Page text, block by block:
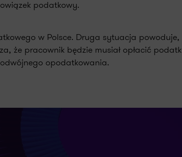
podatkowy.
w Polsce. Druga sytuacja
że pracownik będzie musiał opłacić
opodatkowania.